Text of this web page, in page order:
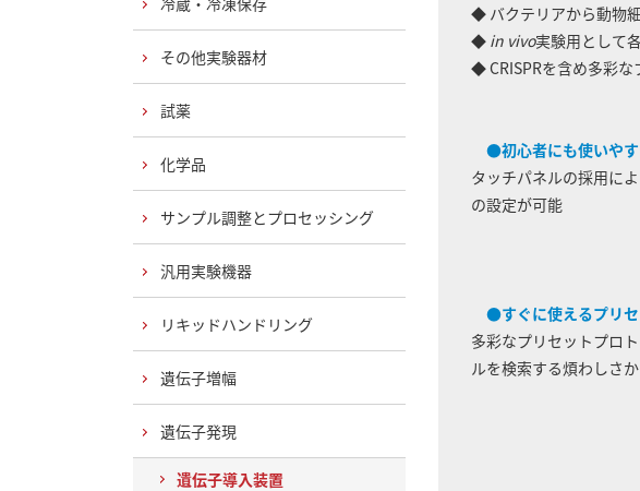
◆ バクテリアから動物
◆ in vivo実験用として
◆ CRISPRを含め多彩
●初心者にも使いや
タッチパネルの採用に
の設定が可能
●すぐに使えるプリ
多彩なプリセットプロ
ルを検索する煩わしさか
その他実験器材
試薬
化学品
サンプル調整とプロセッシング
汎用実験機器
リキッドハンドリング
遺伝子増幅
遺伝子発現
遺伝子導入装置